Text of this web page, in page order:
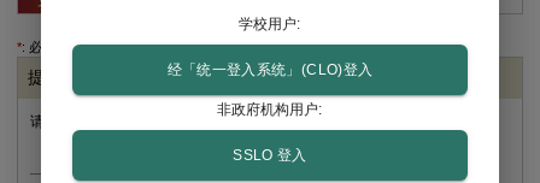
*: 必须填写
提交文件
请选择：
学校用户:
经「统一登入系统」(CLO)登入
非政府机构用户:
SSLO 登入